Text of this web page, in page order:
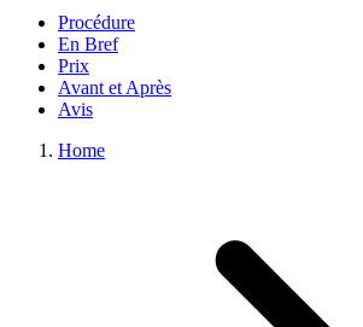
Procédure
En Bref
Prix
Avant et Après
Avis
Home